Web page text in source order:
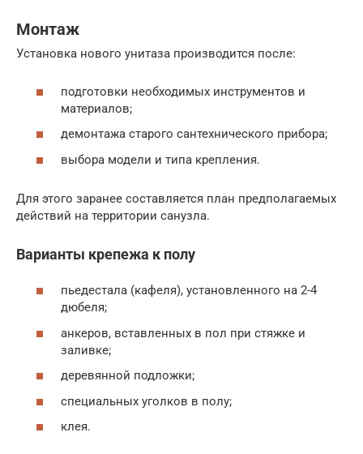
Монтаж
Установка нового унитаза производится после:
подготовки необходимых инструментов и
материалов;
демонтажа старого сантехнического прибора;
выбора модели и типа крепления.
Для этого заранее составляется план предполагаемых
действий на территории санузла.
Варианты крепежа к полу
пьедестала (кафеля), установленного на 2-4
дюбеля;
анкеров, вставленных в пол при стяжке и
заливке;
деревянной подложки;
специальных уголков в полу;
клея.